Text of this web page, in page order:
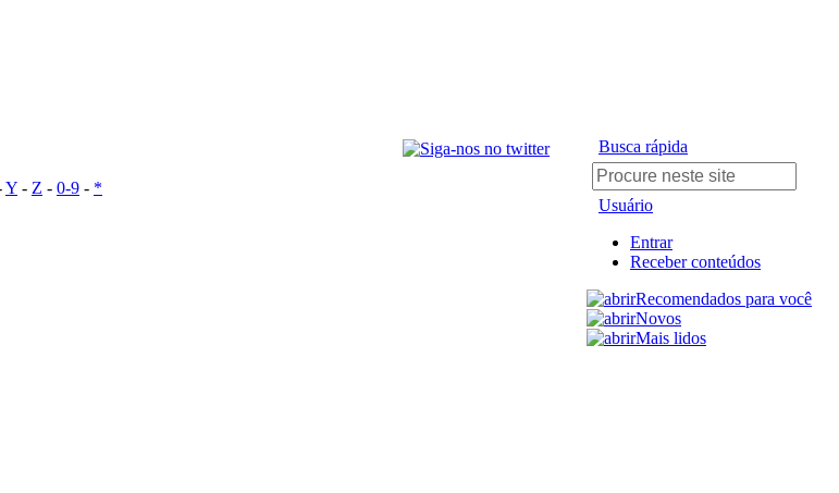
Y - Z - 0-9 - *
Busca rápida
Usuário
Entrar
Receber conteúdos
Recomendados para você
Novos
Mais lidos